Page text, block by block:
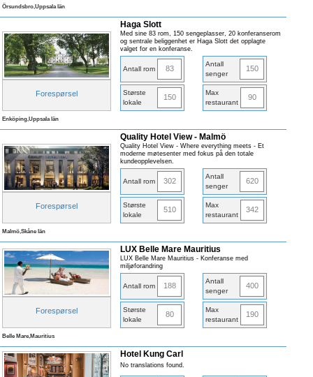
Örsundsbro,Uppsala län
Forespørsel
Haga Slott
Med sine 83 rom, 150 sengeplasser, 20 konferanserom
og sentrale beliggenhet er Haga Slott det opplagte
valget for en konferanse.
Antall rom 83
Antall
senger
150
Største
lokale
150
Max
restaurant
90
Enköping,Uppsala län
Forespørsel
Quality Hotel View - Malmö
Quality Hotel View - Where everything meets - Et
moderne møtesenter med fokus på den totale
kundeopplevelsen.
Antall rom 302
Antall
senger
620
Største
lokale
510
Max
restaurant
342
Malmö,Skåne län
Forespørsel
LUX Belle Mare Mauritius
LUX Belle Mare Mauritius - Konferanse med
miljøforandring
Antall rom 188
Antall
senger
400
Største
lokale
80
Max
restaurant
190
Belle Mare,Mauritius
Hotel Kung Carl
No translations found.